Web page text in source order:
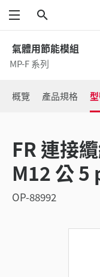
功能表
氣體用節能模組
MP-F 系列
概覽 產品規格
FR 連接
M12 公 5
OP-88992